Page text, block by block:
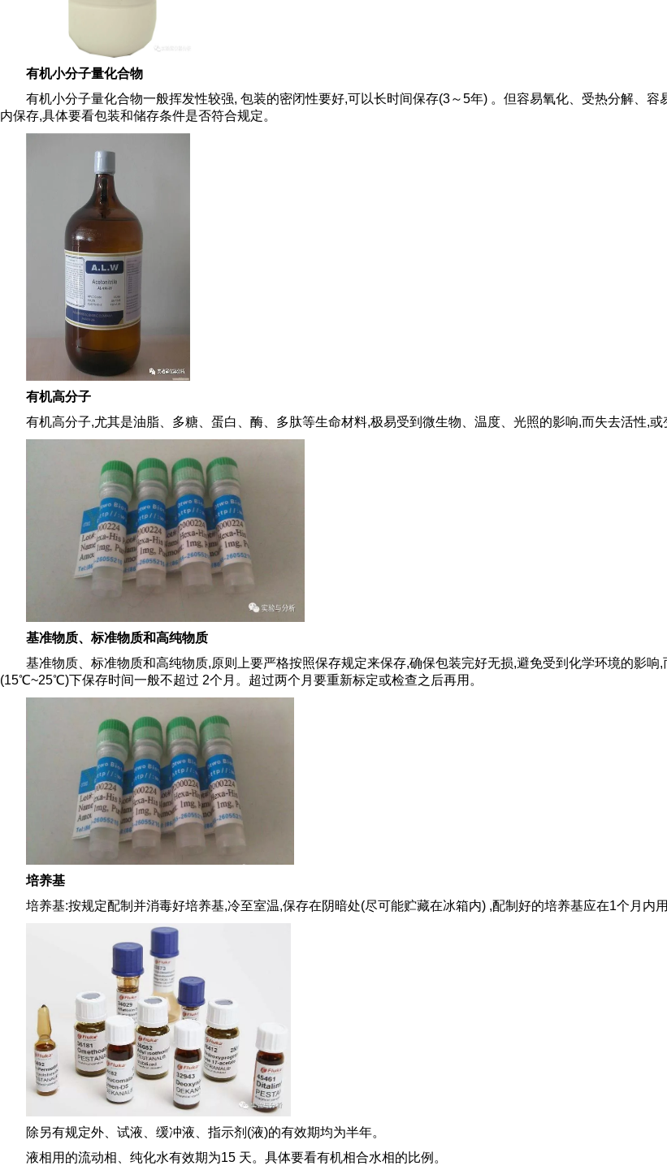
有机小分子量化合物
有机小分子量化合物一般挥发性较强, 包装的密闭性要好,可以长时间保存(3～5年) 。但容易氧化、受热分解、
内保存,具体要看包装和储存条件是否符合规定。
有机高分子
有机高分子,尤其是油脂、多糖、蛋白、酶、多肽等生命材料,极易受到微生物、温度、光照的影响,而失去活性,或
基准物质、标准物质和高纯物质
基准物质、标准物质和高纯物质,原则上要严格按照保存规定来保存,确保包装完好无损,避免受到化学环境的影
(15℃~25℃)下保存时间一般不超过 2个月。超过两个月要重新标定或检查之后再用。
培养基
培养基:按规定配制并消毒好培养基,冷至室温,保存在阴暗处(尽可能贮藏在冰箱内) ,配制好的培养基应在1个月内用
除另有规定外、试液、缓冲液、指示剂(液)的有效期均为半年。
液相用的流动相、纯化水有效期为15 天。具体要看有机相合水相的比例。